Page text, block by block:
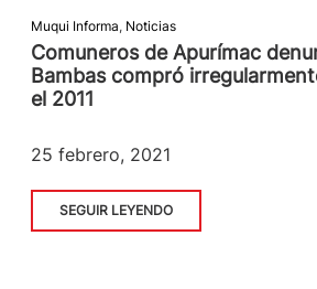
Muqui Informa, Noticias
Comuneros de Apurímac
Bambas compró
el 2011
25 febrero, 2021
SEGUIR LEYENDO